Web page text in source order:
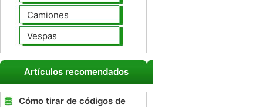
Camiones
Vespas
Artículos recomendados
Cómo tirar de códigos de